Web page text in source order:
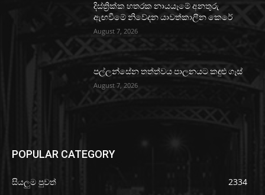
දිස්ත්‍රික්ක හතරක නායයෑමේ අනතුරු
ඇඟවීමේ නිවේදන යාවත්කාලීන කෙරේ
August 7, 2026
පල්ලන්සේන තත්ත්වය පාලනයට කඳුළු ගෑස්
August 7, 2026
POPULAR CATEGORY
සියලුම පුවත්
2334